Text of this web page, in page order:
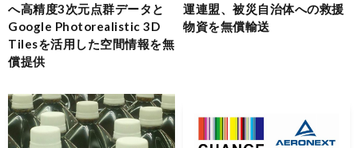
へ高精度3次元点群データと
Google Photorealistic 3D
Tilesを活用した空間情報を無
償提供
運連盟、被災自治体への救援
物資を無償輸送